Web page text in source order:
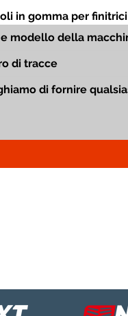
in gomma per finitrici